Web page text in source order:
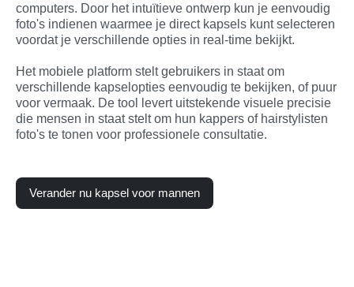
computers. Door het intuïtieve ontwerp kun je eenvoudig
foto's indienen waarmee je direct kapsels kunt selecteren
voordat je verschillende opties in real-time bekijkt.
Het mobiele platform stelt gebruikers in staat om
verschillende kapselopties eenvoudig te bekijken, of puur
voor vermaak. De tool levert uitstekende visuele precisie
die mensen in staat stelt om hun kappers of hairstylisten
foto's te tonen voor professionele consultatie.
Verander nu kapsel voor mannen